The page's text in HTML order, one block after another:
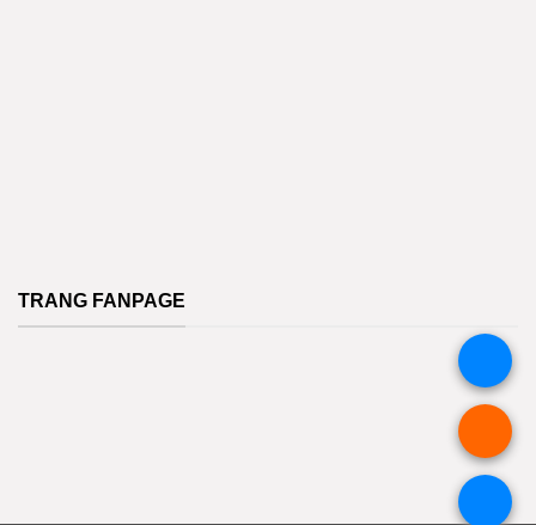
TRANG FANPAGE